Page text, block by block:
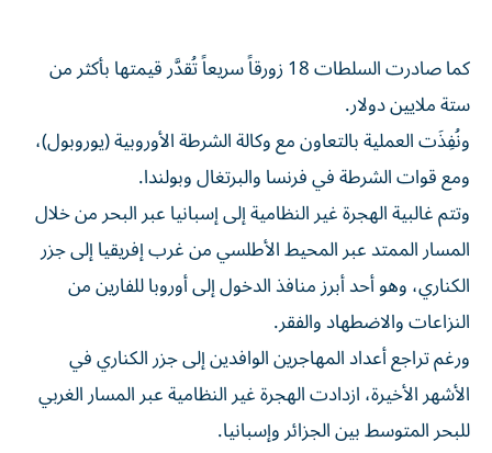
كما صادرت السلطات 18 زورقاً سريعاً تُقدَّر قيمتها بأكثر من
ستة ملايين دولار.
ونُفِذَت العملية بالتعاون مع وكالة الشرطة الأوروبية (يوروبول)،
ومع قوات الشرطة في فرنسا والبرتغال وبولندا.
وتتم غالبية الهجرة غير النظامية إلى إسبانيا عبر البحر من خلال
المسار الممتد عبر المحيط الأطلسي من غرب إفريقيا إلى جزر
الكناري، وهو أحد أبرز منافذ الدخول إلى أوروبا للفارين من
النزاعات والاضطهاد والفقر.
ورغم تراجع أعداد المهاجرين الوافدين إلى جزر الكناري في
الأشهر الأخيرة، ازدادت الهجرة غير النظامية عبر المسار الغربي
للبحر المتوسط بين الجزائر وإسبانيا.